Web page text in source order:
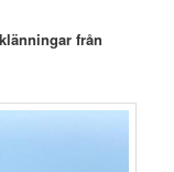
från